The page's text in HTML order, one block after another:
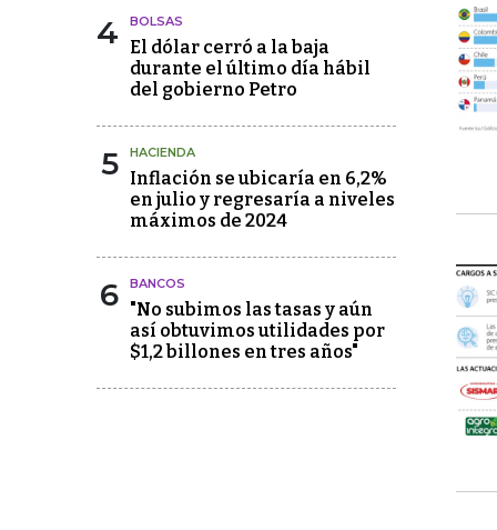
4 BOLSAS
El dólar cerró a la baja
durante el último día hábil
del gobierno Petro
5 HACIENDA
Inflación se ubicaría en 6,2%
en julio y regresaría a niveles
máximos de 2024
6 BANCOS
"No subimos las tasas y aún
así obtuvimos utilidades por
$1,2 billones en tres años"